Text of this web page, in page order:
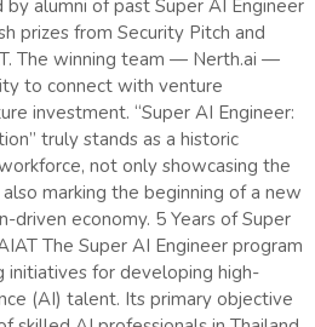
alumni of past Super AI Engineer
prizes from Security Pitch and
The winning team — Nerth.ai —
to connect with venture
investment. “Super AI Engineer:
truly stands as a historic
not only showcasing the
marking the beginning of a new
driven economy. 5 Years of Super
The Super AI Engineer program
initiatives for developing high-
(AI) talent. Its primary objective